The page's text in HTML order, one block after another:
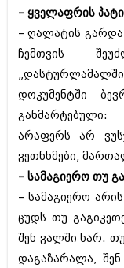
ივლისი
ივნისი
მაისი
აპრილი
მარტი
თებერვალი
იანვარი
დეკემბერი
ნოემბერი
ოქტომბერი
აგვისტო
ივლისი
ივნისი
მაისი
აპრილი
მარტი
– ყველაფრის
– ღალატის გარდა
ჩემთვის
დოკუმენტში
არაფერს არ
ვეთნხმები,
– სამაგიერო თუ
– სამაგიერო
ცუდს თუ
შენ ვალში ხარ.
დაგაზარალა, შენ